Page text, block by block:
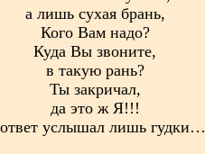
а лишь сухая брань,
Кого Вам надо?
Куда Вы звоните,
в такую рань?
Ты закричал,
да это ж Я!!!
услышал лишь гудки…